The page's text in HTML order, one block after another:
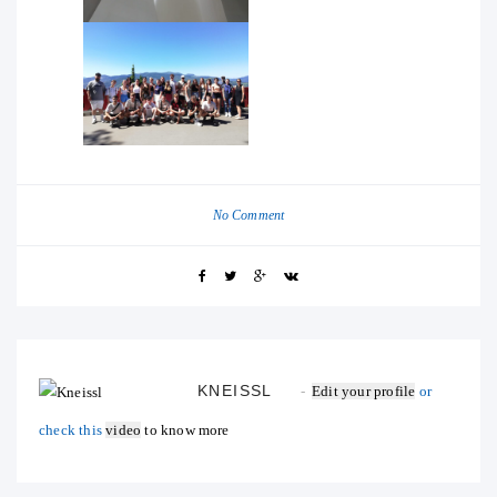
No Comment
KNEISSL Edit your profile or
check thisvideo to know more